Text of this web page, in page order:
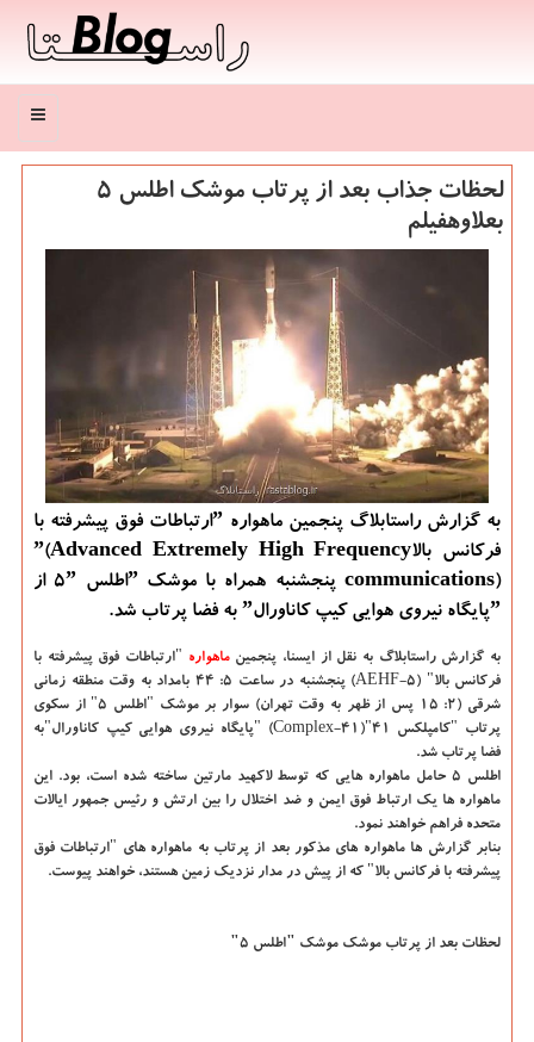
منو
لحظات جذاب بعد از پرتاب موشك اطلس ۵
بعلاوهفیلم
به گزارش راستابلاگ پنجمین ماهواره ˮارتباطات فوق پیشرفته با
فركانس بالاˮ(Advanced Extremely High Frequency
communications) پنجشنبه همراه با موشك ˮاطلس ۵ˮ از
ˮپایگاه نیروی هوایی كیپ كاناورالˮ به فضا پرتاب شد.
به گزارش راستابلاگ به نقل از ایسنا، پنجمینماهواره "ارتباطات فوق پیشرفته با
فركانس بالا" (AEHF-۵) پنجشنبه در ساعت ۵: ۴۴ بامداد به وقت منطقه زمانی
شرقی (۲: ۱۵ پس از ظهر به وقت تهران) سوار بر موشك "اطلس ۵" از سكوی
پرتاب "كامپلكس ۴۱"(Complex-۴۱) "پایگاه نیروی هوایی كیپ كاناورال"به
فضا پرتاب شد.
اطلس ۵ حامل ماهواره هایی كه توسط لاكهید مارتین ساخته شده است، بود. این
ماهواره ها یك ارتباط فوق ایمن و ضد اختلال را بین ارتش و رئیس جمهور ایالات
متحده فراهم خواهند نمود.
بنابر گزارش ها ماهواره های مذكور بعد از پرتاب به ماهواره های "ارتباطات فوق
پیشرفته با فركانس بالا" كه از پیش در مدار نزدیك زمین هستند، خواهند پیوست.
لحظات بعد از پرتاب موشك موشك "اطلس ۵"